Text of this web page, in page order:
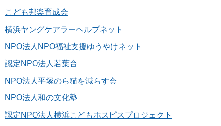
こども邦楽育成会
横浜ヤングケアラーヘルプネット
NPO法人NPO福祉支援ゆうやけネット
認定NPO法人若葉台
NPO法人平塚のら猫を減らす会
NPO法人和の文化塾
認定NPO法人横浜こどもホスピスプロジェクト